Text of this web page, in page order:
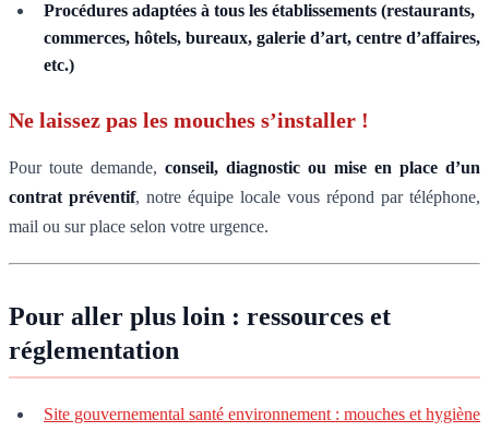
Procédures adaptées à tous les établissements (restaurants,
commerces, hôtels, bureaux, galerie d’art, centre d’affaires,
etc.)
Ne laissez pas les mouches s’installer !
Pour toute demande, conseil, diagnostic ou mise en place d’un
contrat préventif, notre équipe locale vous répond par téléphone,
mail ou sur place selon votre urgence.
Pour aller plus loin : ressources et
réglementation
Site gouvernemental santé environnement : mouches et hygiène